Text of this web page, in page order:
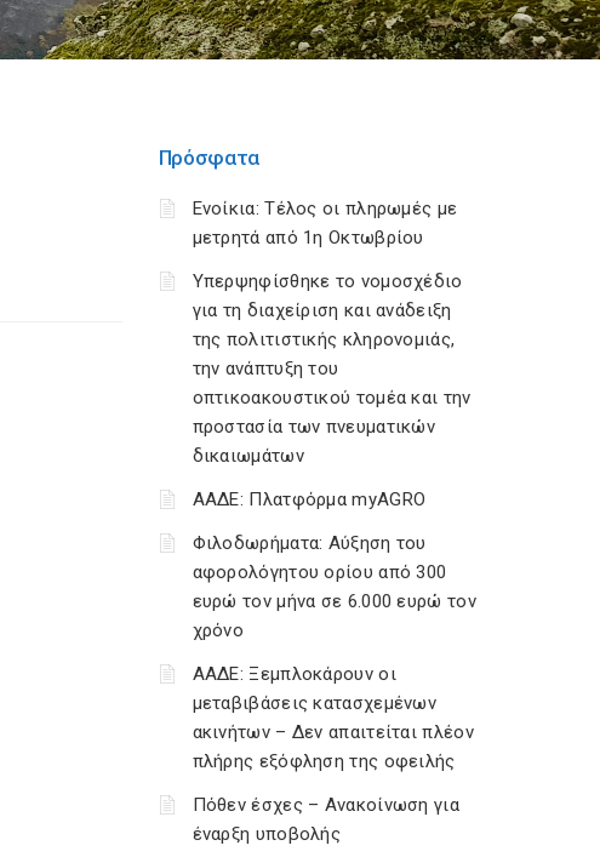
Πρόσφατα
Ενοίκια: Τέλος οι πληρωμές με
μετρητά από 1η Οκτωβρίου
Υπερψηφίσθηκε το νομοσχέδιο
για τη διαχείριση και ανάδειξη
της πολιτιστικής κληρονομιάς,
την ανάπτυξη του
οπτικοακουστικού τομέα και την
προστασία των πνευματικών
δικαιωμάτων
ΑΑΔΕ: Πλατφόρμα myAGRO
Φιλοδωρήματα: Αύξηση του
αφορολόγητου ορίου από 300
ευρώ τον μήνα σε 6.000 ευρώ τον
χρόνο
ΑΑΔΕ: Ξεμπλοκάρουν οι
μεταβιβάσεις κατασχεμένων
ακινήτων – Δεν απαιτείται πλέον
πλήρης εξόφληση της οφειλής
Πόθεν έσχες – Ανακοίνωση για
έναρξη υποβολής